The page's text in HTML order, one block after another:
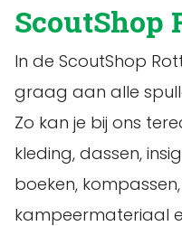
ScoutShop
In de ScoutShop
graag aan alle
Zo kan je bij ons
kleding, dassen,
boeken,
kampeermateriaal